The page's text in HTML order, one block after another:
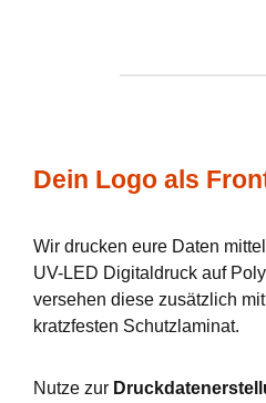
Dein Logo als
Wir drucken eure Daten
UV-LED Digitaldruck auf
versehen diese zusätzlich
kratzfesten Schutzlaminat.
Nutze zur